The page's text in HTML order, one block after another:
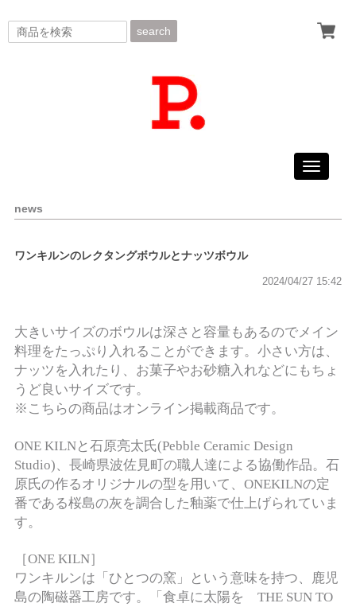
search
Toggle
news
ワンキルンのレクタングボウルとナッツボウル
2024/04/27 15:42
大きいサイズのボウルは深さと容量もあるのでメイン
料理をたっぷり入れることができます。小さい方は、
ナッツを入れたり、お菓子やお砂糖入れなどにもちょ
うど良いサイズです。
※こちらの商品はオンライン掲載商品です。
ONE KILNと石原亮太氏(Pebble Ceramic Design
Studio)、長崎県波佐見町の職人達による協働作品。石
原氏の作るオリジナルの型を用いて、ONEKILNの定
番である桜島の灰を調合した釉薬で仕上げられていま
す。
［ONE KILN］
ワンキルンは「ひとつの窯」という意味を持つ、鹿児
島の陶磁器工房です。「食卓に太陽を THE SUN TO